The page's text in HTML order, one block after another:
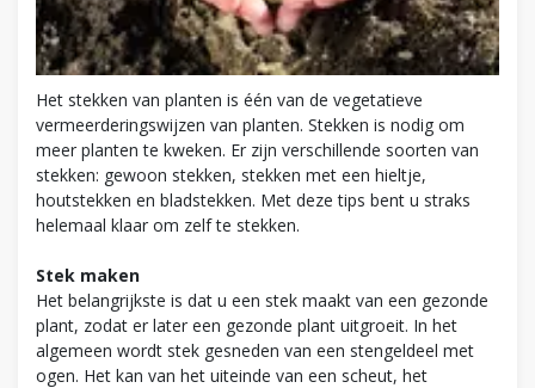
Het stekken van planten is één van de vegetatieve
vermeerderingswijzen van planten. Stekken is nodig om
meer planten te kweken. Er zijn verschillende soorten van
stekken: gewoon stekken, stekken met een hieltje,
houtstekken en bladstekken. Met deze tips bent u straks
helemaal klaar om zelf te stekken.
Stek maken
Het belangrijkste is dat u een stek maakt van een gezonde
plant, zodat er later een gezonde plant uitgroeit. In het
algemeen wordt stek gesneden van een stengeldeel met
ogen. Het kan van het uiteinde van een scheut, het